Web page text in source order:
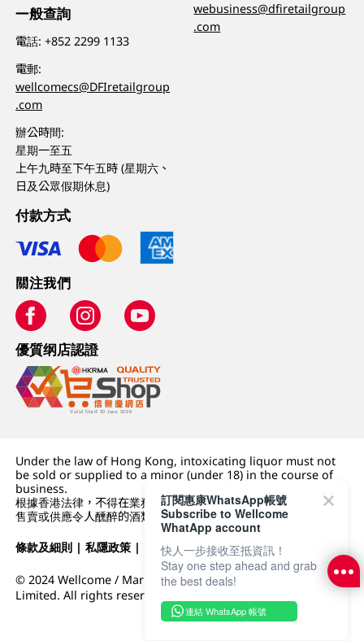
一般查詢
電話:+852 2299 1133
電郵:
wellcomecs@DFIretailgroup
.com
辦公時間:
星期一至五
上午九時至下午五時 (星期六、
日及公眾假期休息)
webusiness@dfiretailgroup
.com
付款方式
關注我們
優質纲店認證
Under the law of Hong Kong, intoxicating liquor must not
be sold or supplied to a minor (under 18) in the course of
business.
根據香港法律，不得在業務過程中，向未成年人 (18 歲以下人士)
售賣或供應令人醺醉的酒類。
條款及細則 |私隱政策 | DFI零售集團
© 2024 Wellcome / Market Place. The Dairy Farm Company
Limited. All rights reserved.
訂閱惠康WhatsApp帳號
Subscribe to Wellcome
WhatApp account
快人一步接收至抵資訊！
Stay one step ahead and grab
the best deals!
連結 WhatsApp 帳號